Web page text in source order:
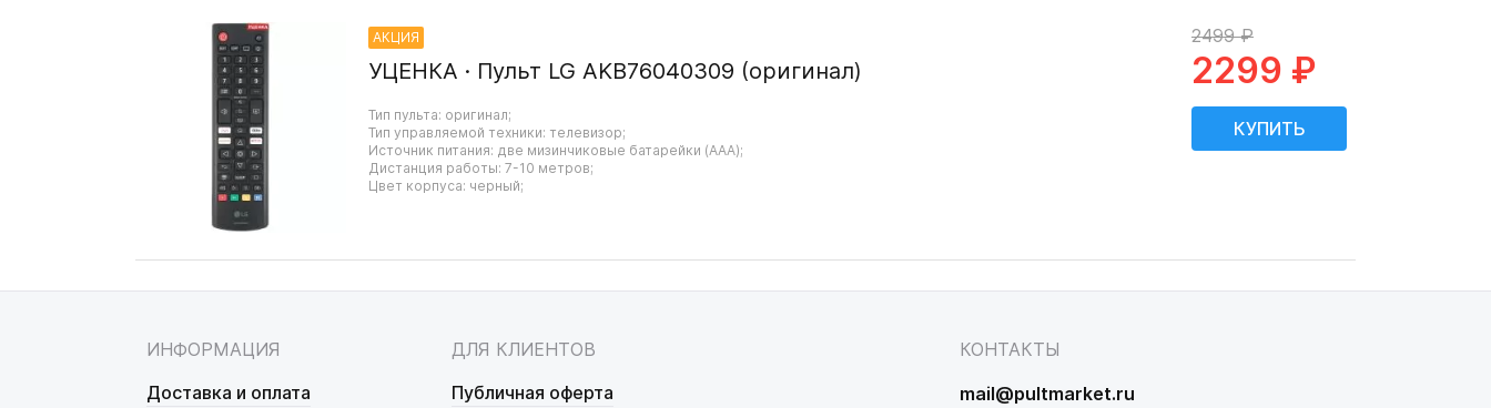
АКЦИЯ
УЦЕНКА · Пульт LG AKB76040309 (оригинал)
Тип пульта: оригинал;
Тип управляемой техники: телевизор;
Источник питания: две мизинчиковые батарейки (AAA);
Дистанция работы: 7-10 метров;
Цвет корпуса: черный;
2499 ₽
2299 ₽
ИНФОРМАЦИЯ
Доставка и оплата
ДЛЯ КЛИЕНТОВ
Публичная оферта
КОНТАКТЫ
mail@pultmarket.ru